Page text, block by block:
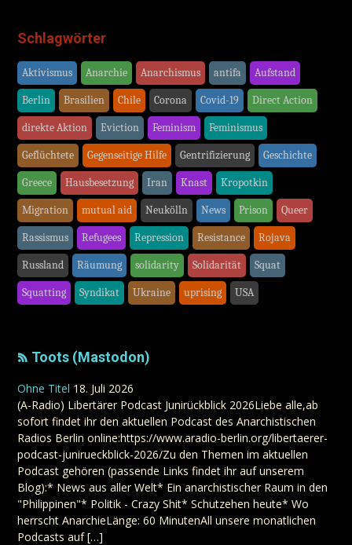
Schlagwörter
Aktivismus Anarchie Anarchismus antifa Aufstand
Berlin Brasilien Chile Corona Covid-19 Direct Action
direkte Aktion Eviction Feminism Feminismus
Geflüchtete Gegenseitige Hilfe Gentrifizierung Geschichte
Greece Hausbesetzung Iran Knast Kropotkin
Migration mutual aid Neukölln News Prison Queer
Rassismus Refugees Repression Resistance Rojava
Russland Räumung solidarity Solidarität Squat
Squatting Syndikat Ukraine uprising USA
Toots (Mastodon)
Ohne Titel 18. Juli 2026
(A-Radio) Libertärer Podcast Junirückblick 2026Liebe alle,ab
sofort findet ihr den aktuellen Podcast des Anarchistischen
Radios Berlin online:https://www.aradio-berlin.org/libertaerer-
podcast-junirueckblick-2026/Zu den Themen im aktuellen
Podcast gehören (passende Links findet ihr auf unserem
Blog):* News aus aller Welt* Ein anarchistischer Raum in den
"Philippinen"* Politik - Crazy Shit* Schutzehen heute* Wo
herrscht AnarchieLänge: 60 MinutenAll unsere monatlichen
Podcasts auf […]